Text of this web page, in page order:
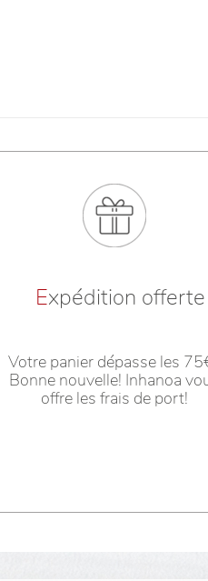
Expédition offerte
Votre panier dépasse les
Bonne nouvelle! Inhanoa
offre les frais de port!